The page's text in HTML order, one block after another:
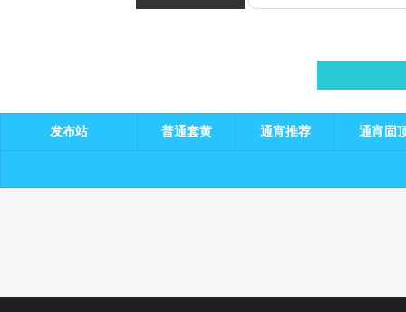
发布站 普通套黄 通宵推荐 通宵固